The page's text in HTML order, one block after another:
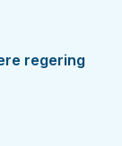
regering